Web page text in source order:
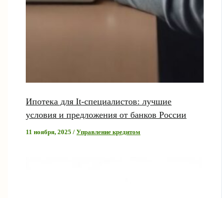
Ипотека для It-специалистов: лучшие
условия и предложения от банков России
11 ноября, 2025/Управление кредитом